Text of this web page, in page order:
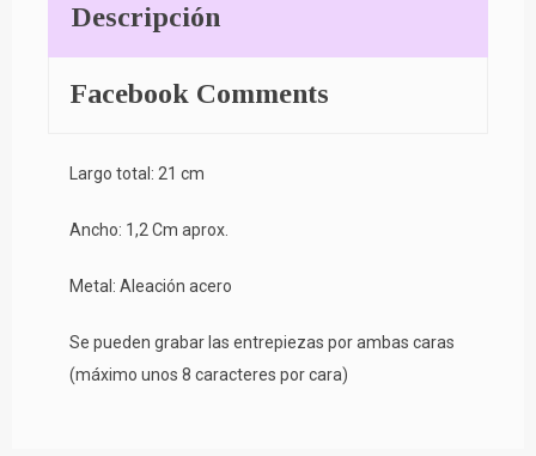
Descripción
Facebook Comments
Largo total: 21 cm
Ancho: 1,2 Cm aprox.
Metal: Aleación acero
Se pueden grabar las entrepiezas por ambas caras
(máximo unos 8 caracteres por cara)